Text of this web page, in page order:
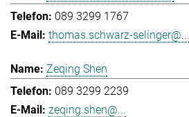
089 3299 1767
thomas.schwarz-selinger@...
Zeqing Shen
089 3299 2239
zeqing.shen@...